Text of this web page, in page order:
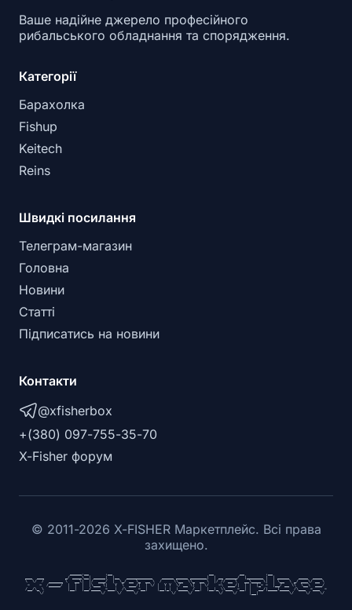
Ваше надійне джерело професійного
рибальського обладнання та спорядження.
Категорії
Барахолка
Fishup
Keitech
Reins
Швидкі посилання
Телеграм-магазин
Головна
Новини
Статті
Підписатись на новини
Контакти
@xfisherbox
+(380) 097-755-35-70
X-Fisher форум
© 2011-2026 X-FISHER Маркетплейс. Всі права
захищено.
___  ___         _/ ____\__| _____|  |__   ___________    _____ _____ _______|  | __ _____/  |_______ |  | _____    ____  ____
\  \/  /  ______ \   __\|  |/  ___/  |  \_/ __ \_  __ \  /     \\__  \\_  __ \  |/ // __ \   __\____ \|  | \__  \ _/ ___\/ __ \
>    <  /_____/  |  |  |  |\___ \|   Y  \  ___/|  | \/ |  Y Y  \/ __ \|  | \/    <\  ___/|  | |  |_> >  |__/ __ \\  \__\  ___/
/__/\_ \          |__|  |__/____  >___|  /\___  >__|    |__|_|  (____  /__|  |__|_ \\___  >__| |   __/|____(____  /\___  >___  >
      \/                        \/     \/     \/              \/     \/           \/    \/     |__|             \/     \/    \/